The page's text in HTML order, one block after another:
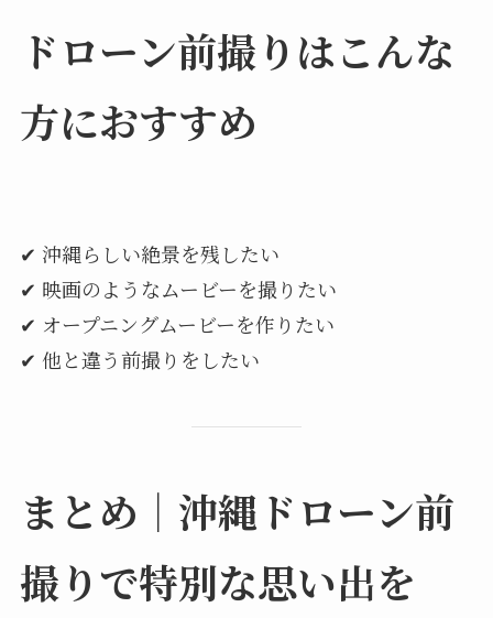
ドローン前撮りはこんな
方におすすめ
✔ 沖縄らしい絶景を残したい
✔ 映画のようなムービーを撮りたい
✔ オープニングムービーを作りたい
✔ 他と違う前撮りをしたい
まとめ｜沖縄ドローン前
撮りで特別な思い出を